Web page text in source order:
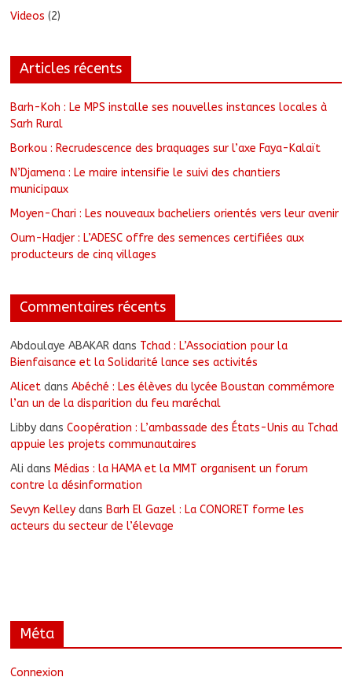
Videos (2)
Articles récents
Barh-Koh : Le MPS installe ses nouvelles instances locales à
Sarh Rural
Borkou : Recrudescence des braquages sur l’axe Faya-Kalaït
N’Djamena : Le maire intensifie le suivi des chantiers
municipaux
Moyen-Chari : Les nouveaux bacheliers orientés vers leur avenir
Oum-Hadjer : L’ADESC offre des semences certifiées aux
producteurs de cinq villages
Commentaires récents
Abdoulaye ABAKAR dans Tchad : L’Association pour la
Bienfaisance et la Solidarité lance ses activités
Alicet dansAbéché : Les élèves du lycée Boustan commémore
l’an un de la disparition du feu maréchal
Libby dansCoopération : L’ambassade des États-Unis au Tchad
appuie les projets communautaires
Ali dans Médias : la HAMA et la MMT organisent un forum
contre la désinformation
Sevyn Kelley dans Barh El Gazel : La CONORET forme les
acteurs du secteur de l’élevage
Méta
Connexion